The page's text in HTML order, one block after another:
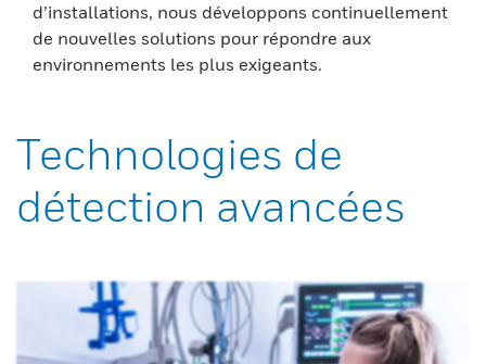
d’installations, nous développons continuellement
de nouvelles solutions pour répondre aux
environnements les plus exigeants.
Technologies de
détection avancées